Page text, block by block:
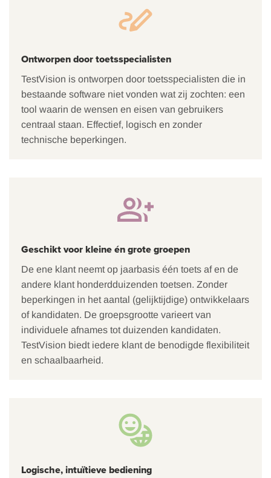
Ontworpen door toetsspecialisten
TestVision is ontworpen door toetsspecialisten die in
bestaande software niet vonden wat zij zochten: een
tool waarin de wensen en eisen van gebruikers
centraal staan. Effectief, logisch en zonder
technische beperkingen.
Geschikt voor kleine én grote groepen
De ene klant neemt op jaarbasis één toets af en de
andere klant honderdduizenden toetsen. Zonder
beperkingen in het aantal (gelijktijdige) ontwikkelaars
of kandidaten. De groepsgrootte varieert van
individuele afnames tot duizenden kandidaten.
TestVision biedt iedere klant de benodigde flexibiliteit
en schaalbaarheid.
Logische, intuïtieve bediening